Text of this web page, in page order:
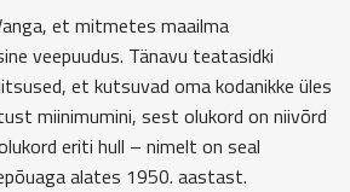
et mitmetes maailma
veepuudus. Tänavu teatasidki
et kutsuvad oma kodanikke üles
miinimumini, sest olukord on niivõrd
eriti hull – nimelt on seal
alates 1950. aastast.